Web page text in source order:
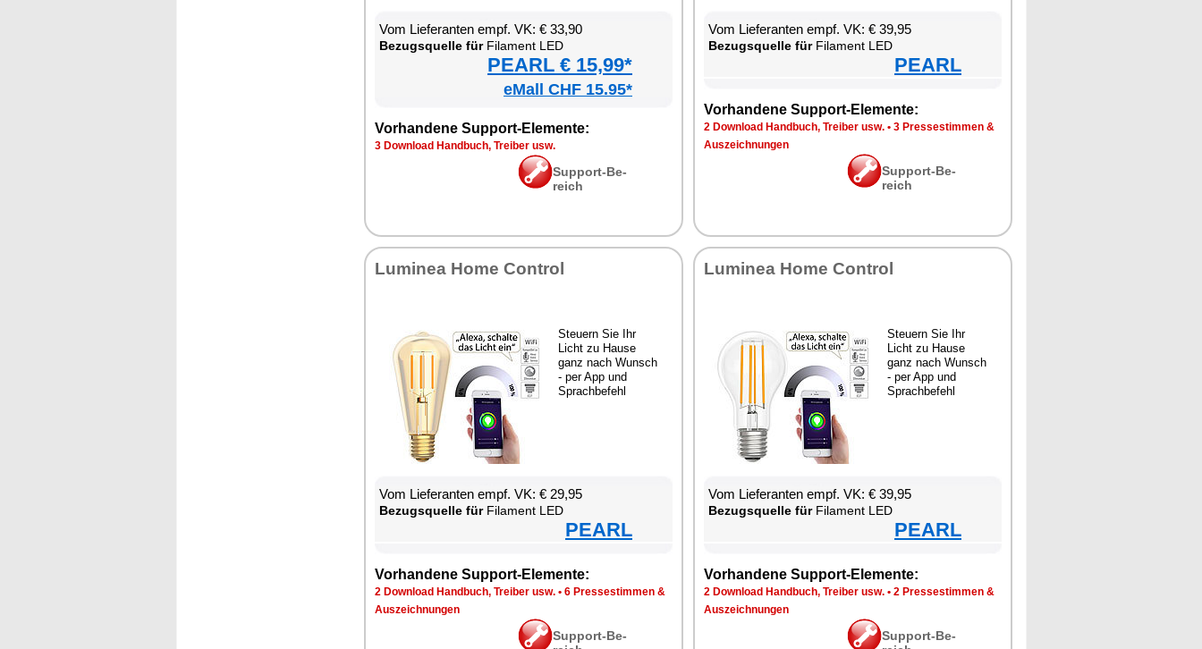
Vom Lie­fe­ran­ten empf. VK: € 33,90
Be­zugs­quel­le fürFil­ament LED
PEARL € 15,99*
eMall CHF 15.95*
Vor­han­de­ne Sup­port-Ele­men­te:
3 Down­load Hand­buch, Trei­ber usw.
Sup­port-Be­
reich
Vom Lie­fe­ran­ten empf. VK: € 39,95
Be­zugs­quel­le fürFil­ament LED
PEARL
Vor­han­de­ne Sup­port-Ele­men­te:
2 Down­load Hand­buch, Trei­ber usw. • 3 Pres­se­stim­men &
Aus­zeich­nun­gen
Sup­port-Be­
reich
Lu­mi­nea Ho­me Con­trol
Steu­ern Sie Ihr
Licht zu Hau­se
ganz nach Wunsch
- per App und
Sprach­be­fehl
Vom Lie­fe­ran­ten empf. VK: € 29,95
Be­zugs­quel­le fürFil­ament LED
PEARL
Vor­han­de­ne Sup­port-Ele­men­te:
2 Down­load Hand­buch, Trei­ber usw. • 6 Pres­se­stim­men &
Aus­zeich­nun­gen
Sup­port-Be­
Lu­mi­nea Ho­me Con­trol
Steu­ern Sie Ihr
Licht zu Hau­se
ganz nach Wunsch
- per App und
Sprach­be­fehl
Vom Lie­fe­ran­ten empf. VK: € 39,95
Be­zugs­quel­le fürFil­ament LED
PEARL
Vor­han­de­ne Sup­port-Ele­men­te:
2 Down­load Hand­buch, Trei­ber usw. • 2 Pres­se­stim­men &
Aus­zeich­nun­gen
Sup­port-Be­